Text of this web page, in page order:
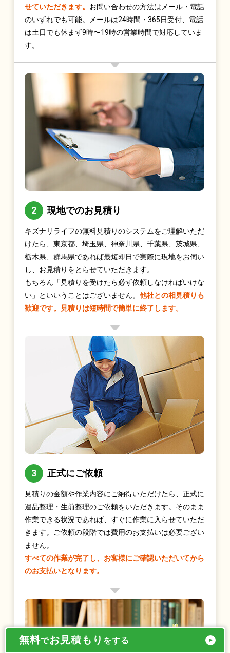
せていただきます。 お問い合わせの方法はメール・電話
のいずれでも可能。メールは24時間・365日受付、電話
は土日でも休まず9時〜19時の営業時間で対応していま
す。
現地でのお見積り
キズナリライフの無料見積りのシステムをご理解いただ
けたら、東京都、埼玉県、神奈川県、千葉県、茨城県、
栃木県、群馬県であれば最短即日で実際に現地をお伺い
し、お見積りをとらせていただきます。
もちろん「見積りを受けたら必ず依頼しなければいけな
い」といいうことはございません。 他社との相見積りも
歓迎です。見積りは短時間で簡単に終了します。
正式にご依頼
見積りの金額や作業内容にご納得いただけたら、正式に
遺品整理・生前整理のご依頼をいただきます。そのまま
作業できる状況であれば、すぐに作業に入らせていただ
きます。ご依頼の段階では費用のお支払いは必要ござい
ません。
すべての作業が完了し、お客様にご確認いただいてから
のお支払いとなります。
無料でお見積もり をする